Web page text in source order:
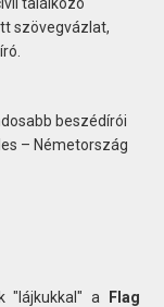
szövegvázlat,
beszédírói
– Németország
"lájkukkal" a
Flag